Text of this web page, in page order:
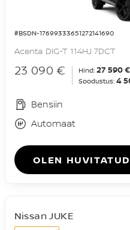
#BSDN-17699333651272141690
Acenta DIG-T 114HJ 7DCT
23 090 € Hind: 27 590 €
Soodustus: 4
Bensiin
Automaat
OLEN
Nissan JUKE